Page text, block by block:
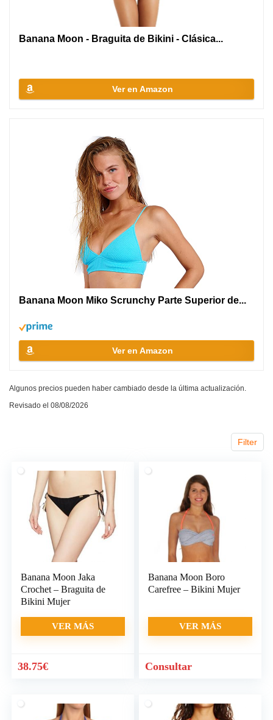
Banana Moon - Braguita de Bikini - Clásica...
Ver en Amazon
Banana Moon Miko Scrunchy Parte Superior de...
Ver en Amazon
Algunos precios pueden haber cambiado desde la última actualización.
Revisado el 08/08/2026
Filter
Banana Moon Jaka
Crochet – Braguita de
Bikini Mujer
VER MÁS
38.75€
Banana Moon Boro
Carefree – Bikini Mujer
VER MÁS
Consultar